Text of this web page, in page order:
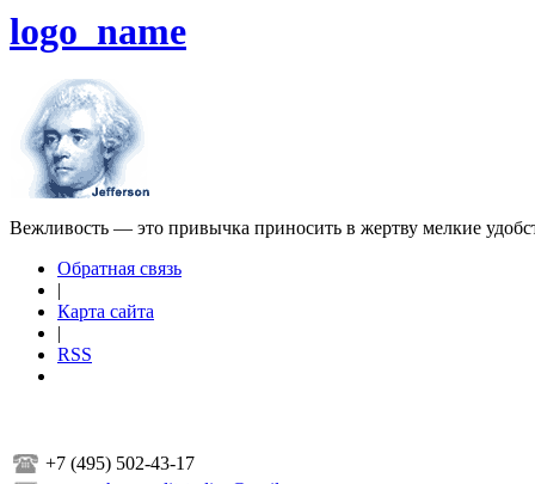
logo_name
Вежливость — это привычка приносить в жертву мелкие
Обратная связь
|
Карта сайта
|
RSS
+7 (495) 502-43-17